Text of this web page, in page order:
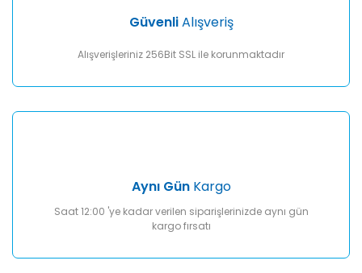
Ürün fiyatı diğer sitelerden daha pahalı.
GüvenliAlışveriş
Alışverişleriniz 256Bit SSL ile korunmaktadır
Aynı GünKargo
Saat 12:00 'ye kadar verilen siparişlerinizde aynı gün
kargo fırsatı